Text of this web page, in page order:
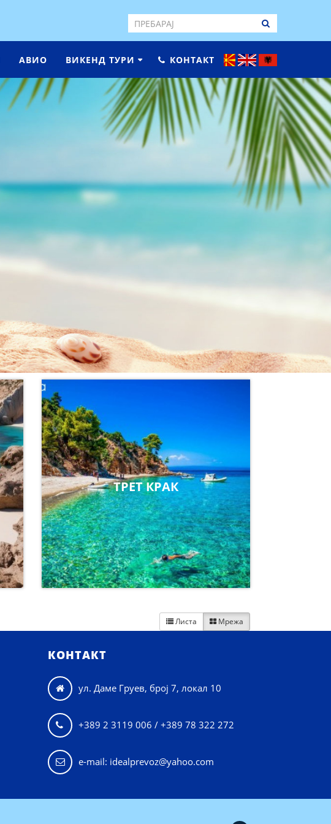
АВИО ВИКЕНД ТУРИ  КОНТАКТ
ТРЕТ КРАК
Листа Мрежа
КОНТАКТ
 ул. Даме Груев, број 7, локал 10
 +389 2 3119 006 / +389 78 322 272
e-mail: idealprevoz@yahoo.com